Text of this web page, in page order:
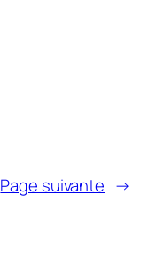
Page suivante →